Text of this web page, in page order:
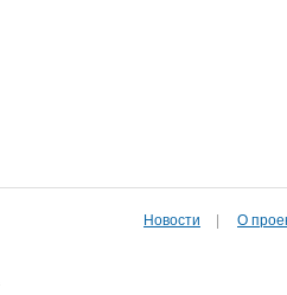
Новости О